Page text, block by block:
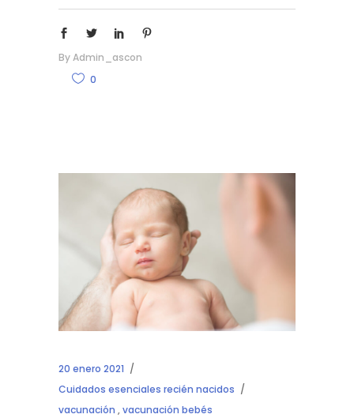
ByAdmin_ascon
0
20 enero 2021
Cuidados esenciales recién nacidos
vacunación ,vacunación bebés